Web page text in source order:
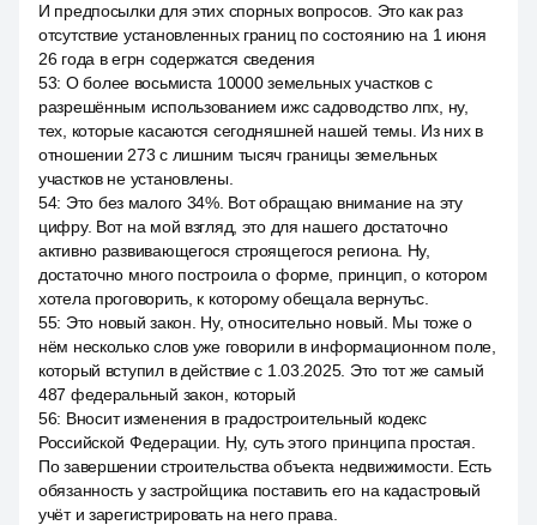
И предпосылки для этих спорных вопросов. Это как раз
отсутствие установленных границ по состоянию на 1 июня
26 года в егрн содержатся сведения
53: О более восьмиста 10000 земельных участков с
разрешённым использованием ижс садоводство лпх, ну,
тех, которые касаются сегодняшней нашей темы. Из них в
отношении 273 с лишним тысяч границы земельных
участков не установлены.
54: Это без малого 34%. Вот обращаю внимание на эту
цифру. Вот на мой взгляд, это для нашего достаточно
активно развивающегося строящегося региона. Ну,
достаточно много построила о форме, принцип, о котором
хотела проговорить, к которому обещала вернутьс.
55: Это новый закон. Ну, относительно новый. Мы тоже о
нём несколько слов уже говорили в информационном поле,
который вступил в действие с 1.03.2025. Это тот же самый
487 федеральный закон, который
56: Вносит изменения в градостроительный кодекс
Российской Федерации. Ну, суть этого принципа простая.
По завершении строительства объекта недвижимости. Есть
обязанность у застройщика поставить его на кадастровый
учёт и зарегистрировать на него права.